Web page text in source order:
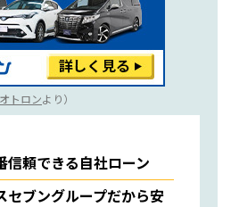
オトロンより）
信頼できる自社ローン
セブングループだから安